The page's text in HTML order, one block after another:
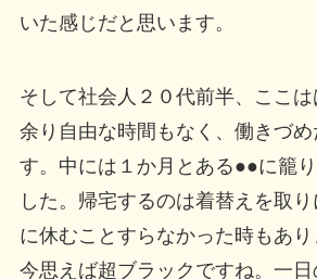
いた感じだと思います。
そして社会人２０代前半、ここ
余り自由な時間もなく、働きづ
す。中には１か月とある●●に籠
した。帰宅するのは着替えを取
に休むことすらなかった時もあり
今思えば超ブラックですね。一